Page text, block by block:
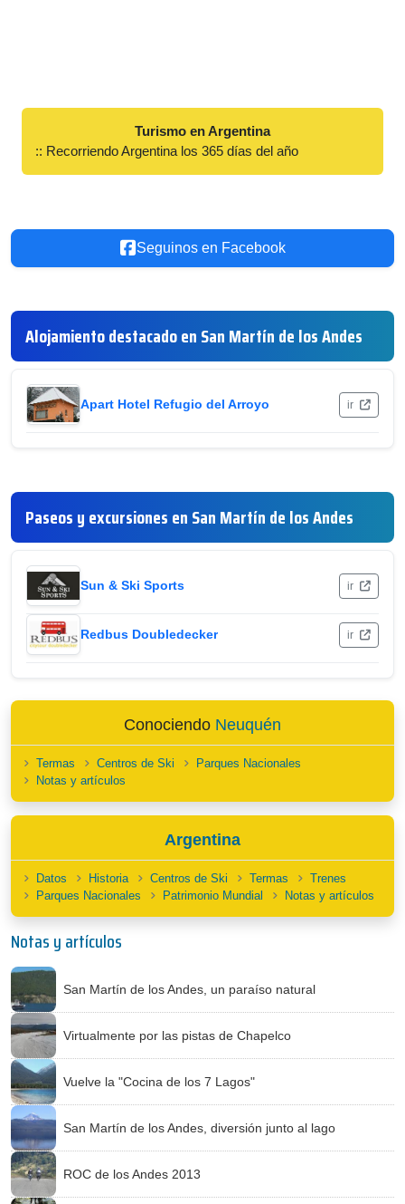
Turismo en Argentina
:: Recorriendo Argentina los 365 días del año
Seguinos en Facebook
Alojamiento destacado en San Martín de los Andes
Apart Hotel Refugio del Arroyo ir
Paseos y excursiones en San Martín de los Andes
Sun & Ski Sports ir
Redbus Doubledecker ir
Conociendo Neuquén
Termas Centros de Ski
Parques Nacionales
Notas y artículos
Argentina
Datos Historia Centros de Ski Termas
Trenes
Parques Nacionales
Patrimonio Mundial Notas y artículos
Notas y artículos
San Martín de los Andes, un paraíso natural
Virtualmente por las pistas de Chapelco
Vuelve la "Cocina de los 7 Lagos"
San Martín de los Andes, diversión junto al lago
ROC de los Andes 2013